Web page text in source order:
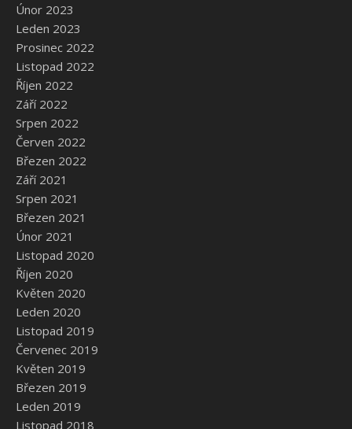
Únor 2023
Leden 2023
Prosinec 2022
Listopad 2022
Říjen 2022
Září 2022
Srpen 2022
Červen 2022
Březen 2022
Září 2021
Srpen 2021
Březen 2021
Únor 2021
Listopad 2020
Říjen 2020
Květen 2020
Leden 2020
Listopad 2019
Červenec 2019
Květen 2019
Březen 2019
Leden 2019
Listopad 2018